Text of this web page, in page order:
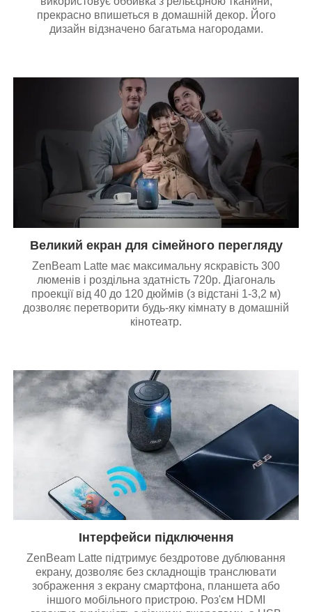
прекрасно впишеться в домашній декор. Його
дизайн відзначено багатьма нагородами.
Великий екран для сімейного перегляду
ZenBeam Latte має максимальну яскравість 300
люменів і роздільна здатність 720p. Діагональ
проекції від 40 до 120 дюймів (з відстані 1-3,2 м)
дозволяє перетворити будь-яку кімнату в домашній
кінотеатр.
Інтерфейси підключення
ZenBeam Latte підтримує бездротове дублювання
екрану, дозволяє без складнощів транслювати
зображення з екрану смартфона, планшета або
іншого мобільного пристрою. Роз'єм HDMI